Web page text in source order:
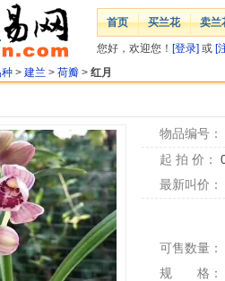
首页 买兰花 卖兰
您好，欢迎您！ [登录] 或 [
> 建兰 > 荷瓣 > 红月
物品编号：
起 拍 价：
最新叫价：
可售数量：
规 格：